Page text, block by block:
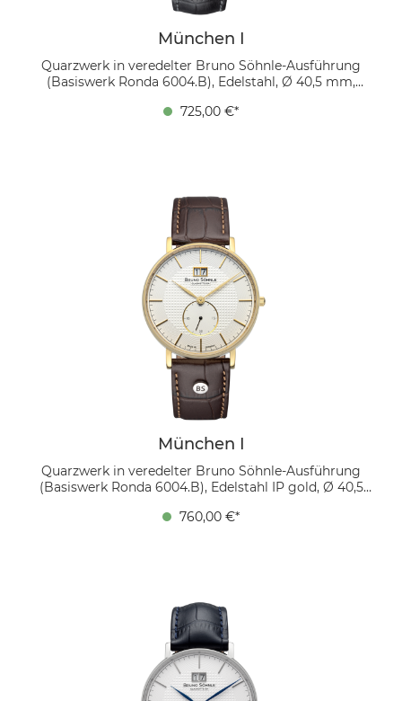
München I
Quarzwerk in veredelter Bruno Söhnle-Ausführung
(Basiswerk Ronda 6004.B), Edelstahl, Ø 40,5 mm,
Kalbsleder schwarz, Faltschließe
725,00 €*
München I
Quarzwerk in veredelter Bruno Söhnle-Ausführung
(Basiswerk Ronda 6004.B), Edelstahl IP gold, Ø 40,5
Kalbsleder dunkelbraun, Faltschließe
760,00 €*